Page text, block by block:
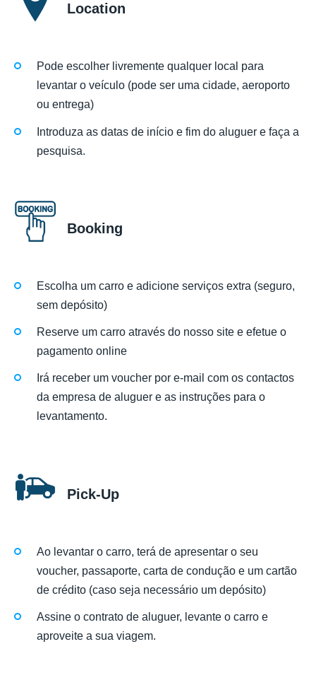
Location
Pode escolher livremente qualquer local para
levantar o veículo (pode ser uma cidade, aeroporto
ou entrega)
Introduza as datas de início e fim do aluguer e faça a
pesquisa.
Booking
Escolha um carro e adicione serviços extra (seguro,
sem depósito)
Reserve um carro através do nosso site e efetue o
pagamento online
Irá receber um voucher por e-mail com os contactos
da empresa de aluguer e as instruções para o
levantamento.
Pick-Up
Ao levantar o carro, terá de apresentar o seu
voucher, passaporte, carta de condução e um cartão
de crédito (caso seja necessário um depósito)
Assine o contrato de aluguer, levante o carro e
aproveite a sua viagem.